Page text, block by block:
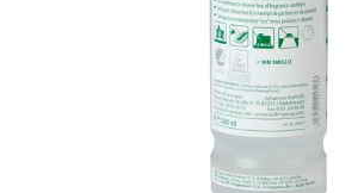
produktu